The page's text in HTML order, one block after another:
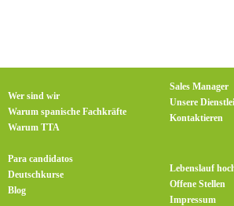
Wer sind wir
Warum spanische Fachkräfte
Warum TTA
Sales Manager
Unsere
Kontaktieren
Para candidatos
Deutschkurse
Blog
Lebenslauf
Offene Stellen
Impressum